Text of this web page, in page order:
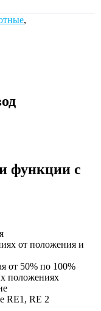
,
функции с
от положения и
от 50% по 100%
положениях
RE1, RE 2